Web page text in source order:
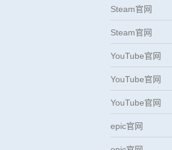
Steam官网
Steam官网
YouTube官网
YouTube官网
YouTube官网
epic官网